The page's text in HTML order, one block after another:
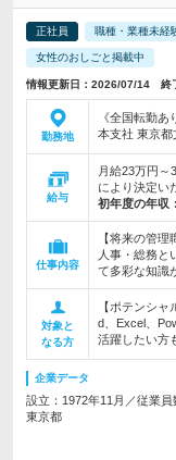
正社員 職種・業種未経
女性のおしごと掲載中
情報更新日：2026/07/14 終
勤務地
《全国転勤
本支社 東京都
給与
月給23万円～
により決定い
初年度の年収：
仕事内容
【将来の管
人事・総務と
て多彩な知識
対象と
なる方
【ポテンシ
d、Excel、
活躍したい方
企業データ
設立：1972年11月／従業員
東京都